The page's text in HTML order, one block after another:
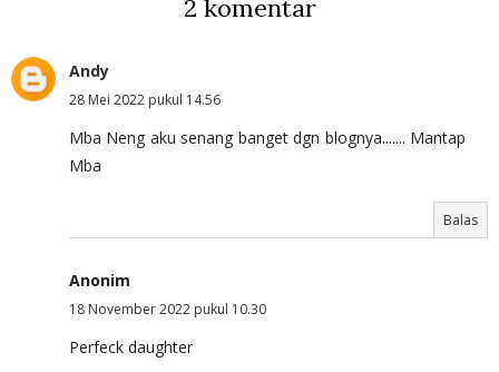
2 komentar
Andy
28 Mei 2022 pukul 14.56
Mba Neng aku senang banget dgn blognya....... Mantap
Mba
Balas
Anonim
18 November 2022 pukul 10.30
Perfeck daughter